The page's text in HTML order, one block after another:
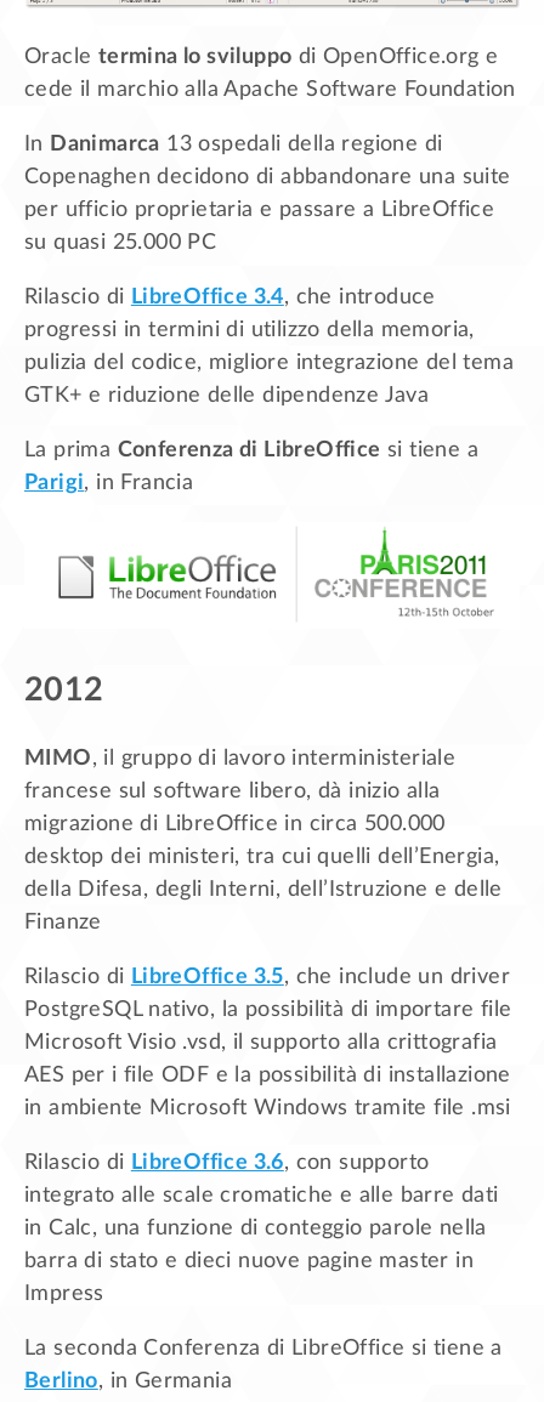
Oracle termina lo sviluppo di OpenOffice.org e
cede il marchio alla Apache Software Foundation
In Danimarca 13 ospedali della regione di
Copenaghen decidono di abbandonare una suite
per ufficio proprietaria e passare a LibreOffice
su quasi 25.000 PC
Rilascio di LibreOffice 3.4, che introduce
progressi in termini di utilizzo della memoria,
pulizia del codice, migliore integrazione del tema
GTK+ e riduzione delle dipendenze Java
La prima Conferenza di LibreOffice si tiene a
Parigi, in Francia
2012
MIMO, il gruppo di lavoro interministeriale
francese sul software libero, dà inizio alla
migrazione di LibreOffice in circa 500.000
desktop dei ministeri, tra cui quelli dell’Energia,
della Difesa, degli Interni, dell’Istruzione e delle
Finanze
Rilascio di LibreOffice 3.5, che include un driver
PostgreSQL nativo, la possibilità di importare file
Microsoft Visio .vsd, il supporto alla crittografia
AES per i file ODF e la possibilità di installazione
in ambiente Microsoft Windows tramite file .msi
Rilascio di LibreOffice 3.6, con supporto
integrato alle scale cromatiche e alle barre dati
in Calc, una funzione di conteggio parole nella
barra di stato e dieci nuove pagine master in
Impress
La seconda Conferenza di LibreOffice si tiene a
Berlino, in Germania